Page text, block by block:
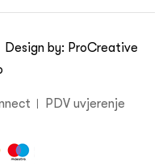
Design by: ProCreative
PDV uvjerenje